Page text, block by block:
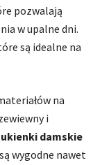
pozwalają
w upalne dni.
są idealne na
na
i
damskie
wygodne nawet